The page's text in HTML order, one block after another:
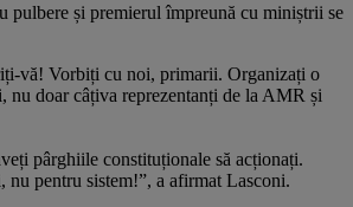
pulbere și premierul împreună cu miniștrii se
vă! Vorbiți cu noi, primarii. Organizați o
nu doar câțiva reprezentanți de la AMR și
pârghiile constituționale să acționați.
nu pentru sistem!”, a afirmat Lasconi.